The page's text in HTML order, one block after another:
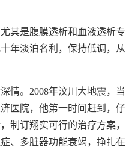
其是腹膜透析和血液透析专
年淡泊名利，保持低调，从
情。 2008年汶川大地震，当
医院，他第一时间赶到，仔
制订翔实可行的治疗方案，
、多脏器功能衰竭，挣扎在